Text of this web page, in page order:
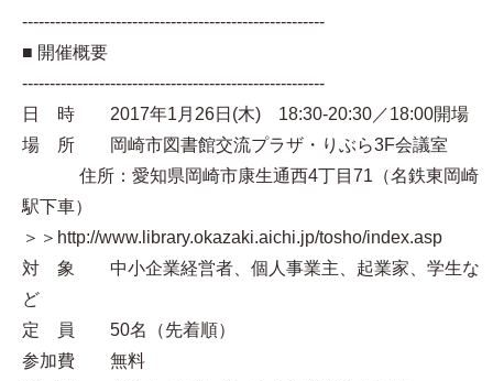
-------------------------------------------------------
■ 開催概要
-------------------------------------------------------
日 時 2017年1月26日(木) 18:30-20:30／18:00開場
場 所 岡崎市図書館交流プラザ・りぶら3F会議室
住所：愛知県岡崎市康生通西4丁目71（名鉄東岡崎
駅下車）
＞＞http://www.library.okazaki.aichi.jp/tosho/index.asp
対 象 中小企業経営者、個人事業主、起業家、学生な
ど
定 員 50名（先着順）
参加費 無料